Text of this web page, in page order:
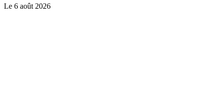
Le 6 août 2026